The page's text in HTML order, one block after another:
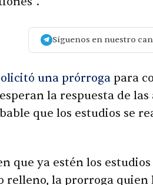
Síguenos en nuestro
una prórroga para
la respuesta de
que los estudios se
que ya estén los
la prorroga quien